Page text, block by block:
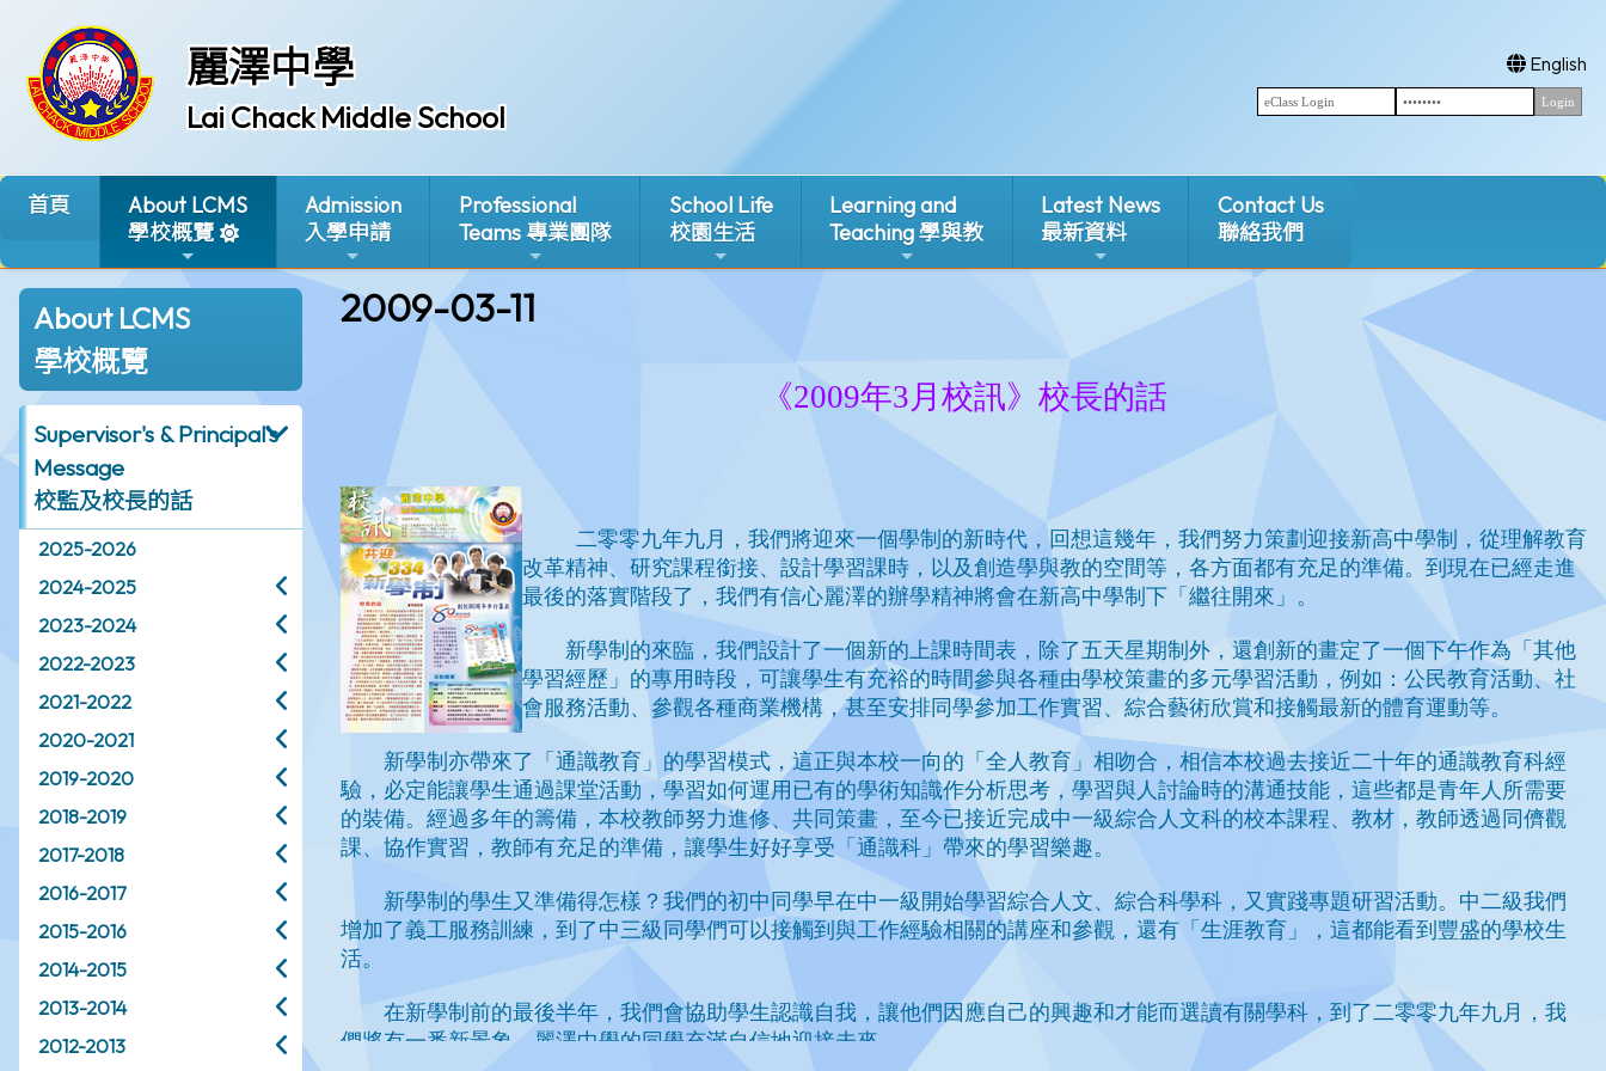
麗澤中學
Lai Chack Middle School
English
首頁
About LCMS
學校概覽
Admission
入學申請
Professional
Teams 專業團隊
School Life
校園生活
Learning and
Teaching 學與教
Latest News
最新資料
Contact Us
聯絡我們
About LCMS
學校概覽
Supervisor's & Principal's
Message
校監及校長的話
2025-2026
2024-2025
2023-2024
2022-2023
2021-2022
2020-2021
2019-2020
2018-2019
2017-2018
2016-2017
2015-2016
2014-2015
2013-2014
2012-2013
2009-03-11